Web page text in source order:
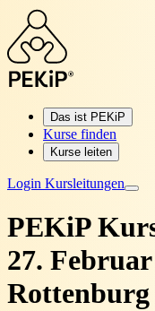
Das ist PEKiP
Kurse finden
Kurse leiten
Login Kursleitungen
PEKiP
27.
Rottenburg